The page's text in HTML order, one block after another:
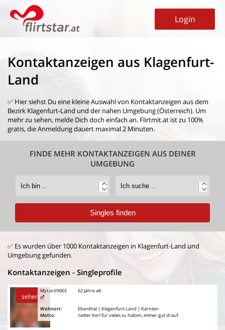
Login
Kontaktanzeigen aus Klagenfurt-
Land
✅ Hier siehst Du eine kleine Auswahl von Kontaktanzeigen aus dem
Bezirk Klagenfurt-Land und der nahen Umgebung (Österreich). Um
mehr zu sehen, melde Dich doch einfach an. Flirtmit.at ist zu 100%
gratis, die Anmeldung dauert maximal 2 Minuten.
FINDE MEHR KONTAKTANZEIGEN AUS DEINER
UMGEBUNG
✅ Es wurden über 1000 Kontaktanzeigen in Klagenfurt-Land und
Umgebung gefunden.
Kontaktanzeigen - Singleprofile
sehen
MyLord9065
Wohnort:
Motto:
62 Jahre alt
Ebenthal | Klagenfurt-Land | Kärnten
netter Kerl für vieles zu haben, immer gut drauf